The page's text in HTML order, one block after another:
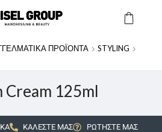
ΠΡΟΪΟΝΤΑ
STYLING
Cream 125ml
ΚΑΛΕΣΤΕ ΜΑΣ ΡΩΤΗΣΤΕ ΜΑΣ